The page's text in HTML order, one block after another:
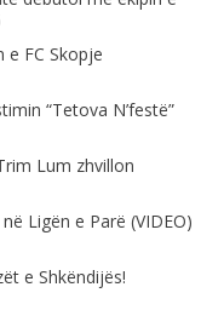
e FC Skopje
“Tetova N’festë”
Lum zhvillon
Ligën e Parë (VIDEO)
e Shkëndijës!